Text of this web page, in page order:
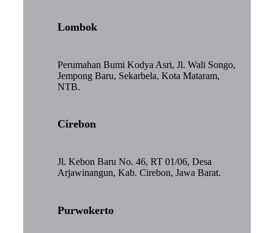
Lombok
Perumahan Bumi Kodya Asri, Jl. Wali Songo,
Jempong Baru, Sekarbela, Kota Mataram,
NTB.
Cirebon
Jl. Kebon Baru No. 46, RT 01/06, Desa
Arjawinangun, Kab. Cirebon, Jawa Barat.
Purwokerto